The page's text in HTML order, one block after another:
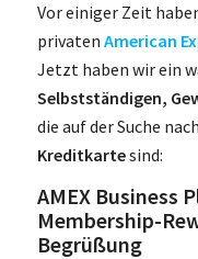
Vor einiger Zeit
privaten American
Jetzt haben wir ein
Selbstständigen,
die auf der Suche
Kreditkartesind:
AMEX Business
Membership-
Begrüßung